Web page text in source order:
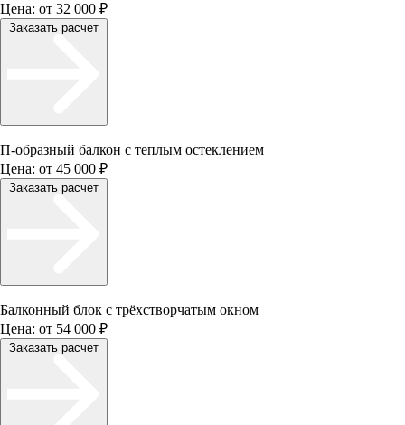
Цена: от 32 000 ₽
Заказать расчет
П-образный балкон с теплым остеклением
Цена: от 45 000 ₽
Заказать расчет
Балконный блок с трёхстворчатым окном
Цена: от 54 000 ₽
Заказать расчет